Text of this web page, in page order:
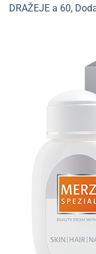
DRAŽEJE a 60,